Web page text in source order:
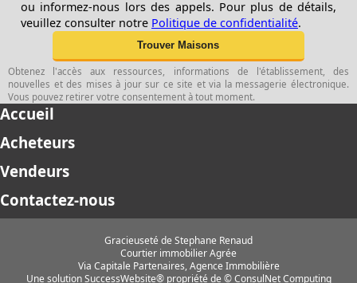
ou informez-nous lors des appels. Pour plus de détails,
veuillez consulter notre Politique de confidentialité.
Obtenez l'accès aux ressources, informations de l'établissement, des
nouvelles et des mises à jour sur ce site et via la messagerie électronique.
Vous pouvez retirer votre consentement à tout moment.
Accueil
Acheteurs
Vendeurs
Contactez-nous
Gracieuseté de Stephane Renaud
Courtier immobilier Agrée
Via Capitale Partenaires, Agence Immobilière
Une solution SuccessWebsite® propriété de © ConsulNet Computing